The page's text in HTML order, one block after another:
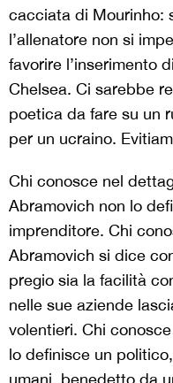
cacciata di Mourinho:
l’allenatore non si
favorire l’inserimento
Chelsea. Ci sarebbe
poetica da fare su un
per un ucraino.
Chi conosce nel
Abramovich non lo
imprenditore. Chi
Abramovich si dice
pregio sia la facilità
nelle sue aziende
volentieri. Chi
lo definisce un
umani, benedetto da